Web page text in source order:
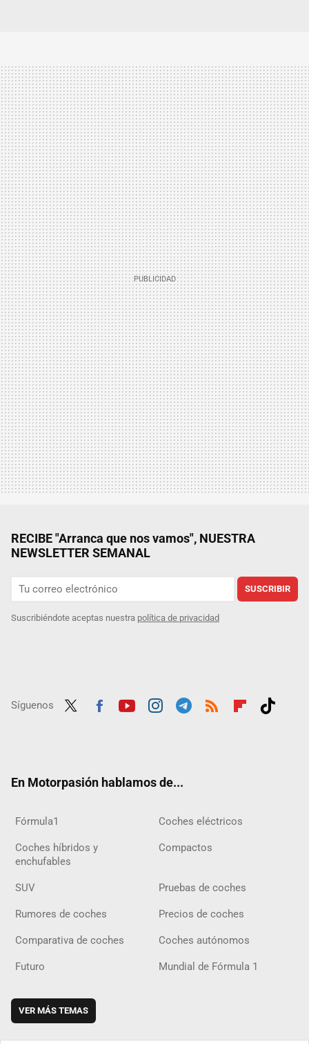
RECIBE "Arranca que nos vamos", NUESTRA
NEWSLETTER SEMANAL
SUSCRIBIR
Suscribiéndote aceptas nuestra política de privacidad
Síguenos
En Motorpasión hablamos de...
Fórmula1 Coches eléctricos
Coches híbridos y
enchufables
Compactos
SUV Pruebas de coches
Rumores de coches Precios de coches
Comparativa de coches Coches autónomos
Futuro Mundial de Fórmula 1
VER MÁS TEMAS